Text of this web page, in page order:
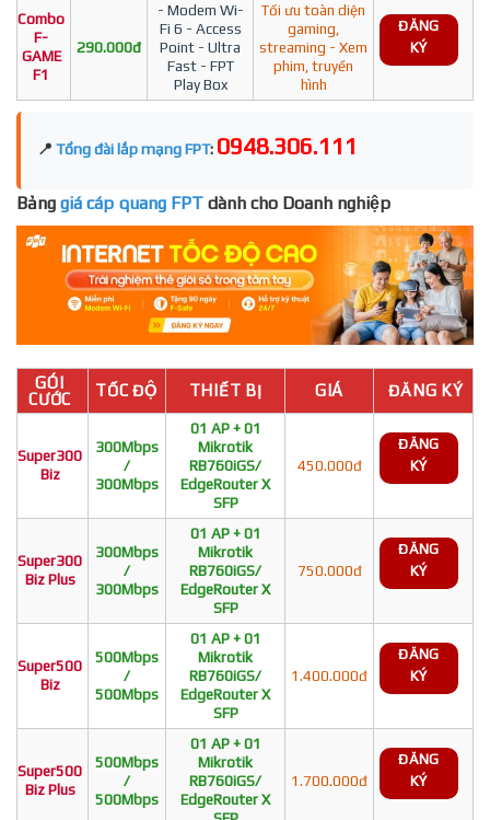
Combo
F-
GAME
F1
290.000đ
- Modem Wi-
Fi 6 - Access
Point - Ultra
Fast - FPT
Play Box
Tối ưu toàn diện
gaming,
streaming - Xem
phim, truyền
hình
ĐĂNG
KÝ
📍 Tổng đài lắp mạng FPT: 0948.306.111
Bảng giá cáp quang FPT dành cho Doanh nghiệp
GÓI
CƯỚC
TỐC ĐỘ THIẾT BỊ GIÁ ĐĂNG KÝ
Super300
Biz
300Mbps
/
300Mbps
01 AP + 01
Mikrotik
RB760iGS/
EdgeRouter X
SFP
450.000đ
ĐĂNG
KÝ
Super300
Biz Plus
300Mbps
/
300Mbps
01 AP + 01
Mikrotik
RB760iGS/
EdgeRouter X
SFP
750.000đ
ĐĂNG
KÝ
Super500
Biz
500Mbps
/
500Mbps
01 AP + 01
Mikrotik
RB760iGS/
EdgeRouter X
SFP
1.400.000đ
ĐĂNG
KÝ
Super500
Biz Plus
500Mbps
/
500Mbps
01 AP + 01
Mikrotik
RB760iGS/
EdgeRouter X
1.700.000đ
ĐĂNG
KÝ